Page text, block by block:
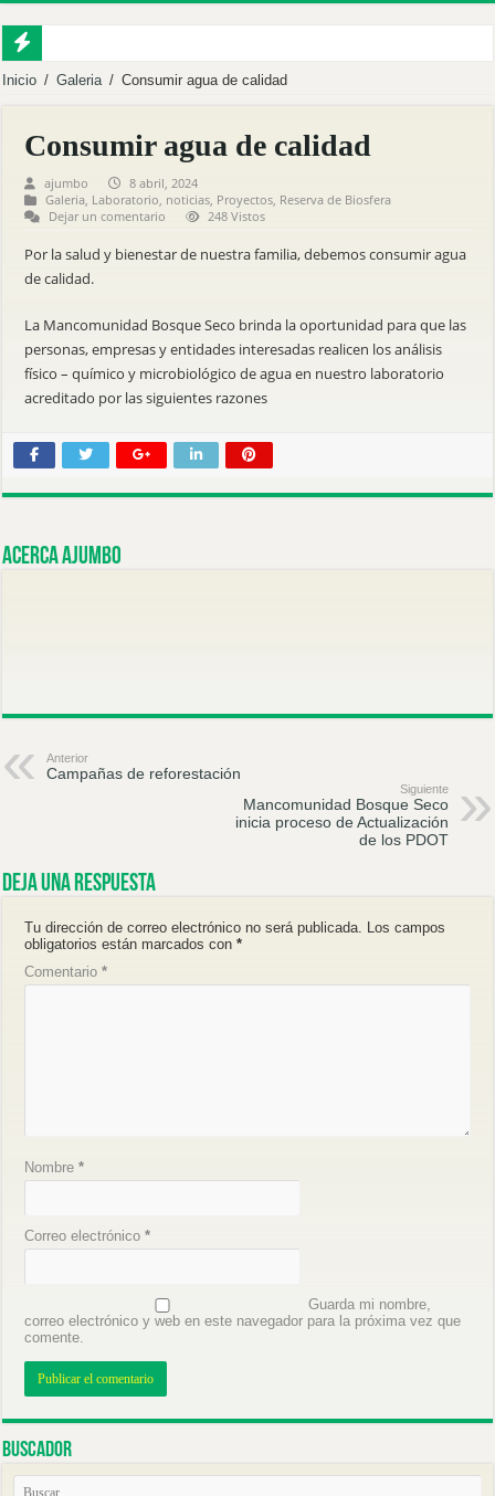
EMPRENDEDORES FORTALECEN SUS CAPACIDADES EN
PALTAS FUE SEDE DEL FORO DE GOBERNANZA HÍDRICA Y GESTIÓN
MÁS DE 60 PRODUCTORES FORTALECEN SU PRODUCCIÓN CON
MBS INVITA A LA DELIVERACIÓN PÚBLICA PARA EL PROCESO DE
Inauguramos el Centro Integral de Abejas Nativas en Puyango.
Fortalecemos al territorio desde la sostenibilidad.
Mancomunidad Bosque Seco y Universidad Nacional de Loja fortalecen el
RENDICIÓN DE CUENTAS 2025
Inicio / Galeria / Consumir agua de calidad
Consumir agua de calidad
ajumbo
8 abril, 2024
Galeria, Laboratorio, noticias, Proyectos, Reserva de Biosfera
Dejar un comentario
248 Vistos
Por la salud y bienestar de nuestra familia, debemos consumir agua
de calidad.
La Mancomunidad Bosque Seco brinda la oportunidad para que las
personas, empresas y entidades interesadas realicen los análisis
físico – químico y microbiológico de agua en nuestro laboratorio
acreditado por las siguientes razones
Acerca ajumbo
Anterior
Campañas de reforestación
Siguiente
Mancomunidad Bosque Seco
inicia proceso de Actualización
de los PDOT
Deja una respuesta
Tu dirección de correo electrónico no será publicada. Los campos
obligatorios están marcados con*
Comentario*
Nombre*
Correo electrónico*
Guarda mi nombre,
correo electrónico y web en este navegador para la próxima vez que
comente.
Buscador